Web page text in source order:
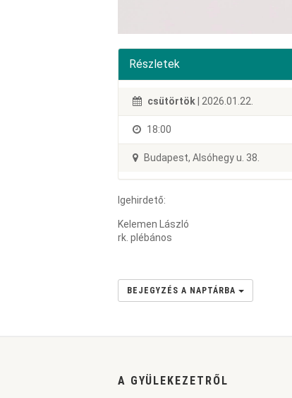
Részletek
csütörtök | 2026.01.22.
18:00
Budapest, Alsóhegy u. 38.
Igehirdető:
Kelemen László
rk. plébános
BEJEGYZÉS A NAPTÁRBA
A GYÜLEKEZETRŐL